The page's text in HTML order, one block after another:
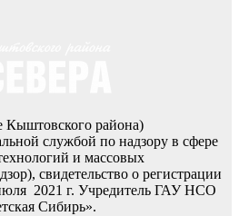
Кыштовского района)
службой по надзору в сфере
и массовых
свидетельство о регистрации
2021 г. Учредитель ГАУ НСО
Сибирь».